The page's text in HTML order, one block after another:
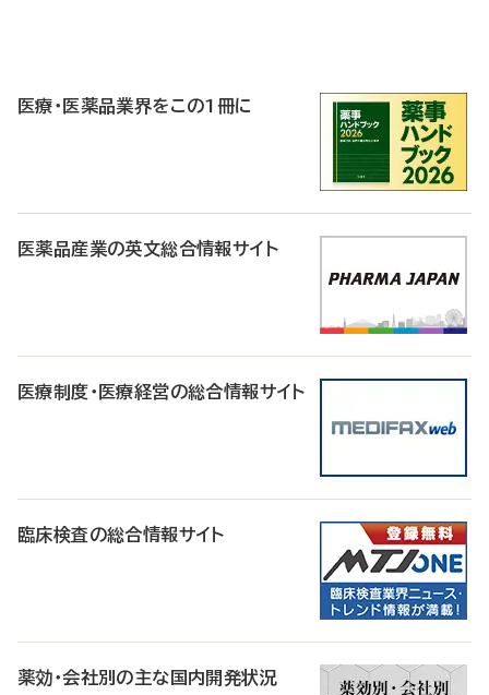
医療・医薬品業界をこの1冊に
医薬品産業の英文総合情報サイト
医療制度・医療経営の総合情報サイト
臨床検査の総合情報サイト
薬効・会社別の主な国内開発状況